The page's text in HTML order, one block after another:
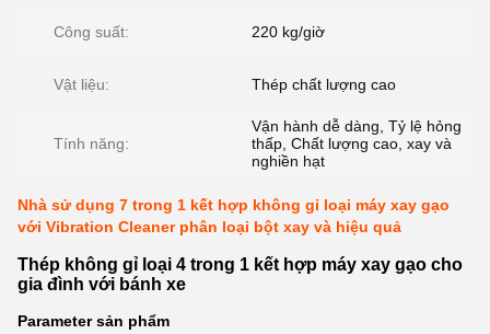
Công suất: 220 kg/giờ
Vật liệu: Thép chất lượng cao
Tính năng:
Vận hành dễ dàng, Tỷ lệ hỏng
thấp, Chất lượng cao, xay và
nghiền hạt
Nhà sử dụng 7 trong 1 kết hợp không gỉ loại máy xay gạo
với Vibration Cleaner phân loại bột xay và hiệu quả
Thép không gỉ loại 4 trong 1 kết hợp máy xay gạo cho
gia đình với bánh xe
Parameter sản phẩm